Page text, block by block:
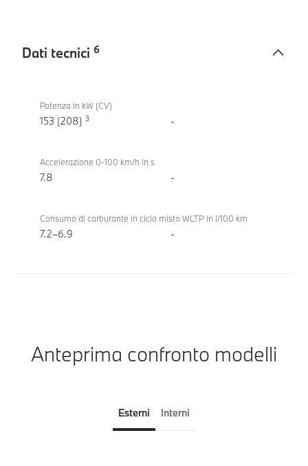
Dati tecnici 6
tecnici
X3 20
xDrive
Potenza in kW (CV)
153 (208) 3 -
Accelerazione 0-100 km/h in s
7.8 -
Consumo di carburante in ciclo misto WLTP in l/100 km
7.2–6.9 -
Anteprima confronto modelli
Esterni Interni